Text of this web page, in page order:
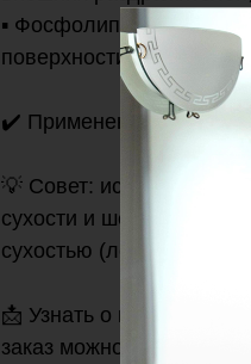
▪️ Фосфолипиды:
поверхности кожи и
✔️ Применение:
💡 Совет: используйте
сухости и шелушения
сухостью (локти, пятки,
📩 Узнать о наличии,
заказ можно по